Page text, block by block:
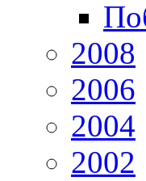
2008
2006
2004
2002